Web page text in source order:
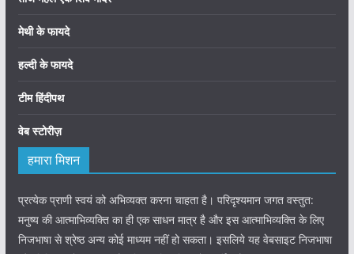
मेथी के फायदे
हल्दी के फायदे
टीम हिंदीपथ
वेब स्टोरीज़
हमारा मिशन
प्रत्येक प्राणी स्वयं को अभिव्यक्त करना चाहता है। परिदृश्यमान जगत वस्तुत:
मनुष्य की आत्माभिव्यक्ति का ही एक साधन मात्र है और इस आत्माभिव्यक्ति के लिए
निजभाषा से श्रेष्ठ अन्य कोई माध्यम नहीं हो सकता। इसलिये यह वेबसाइट निजभाषा